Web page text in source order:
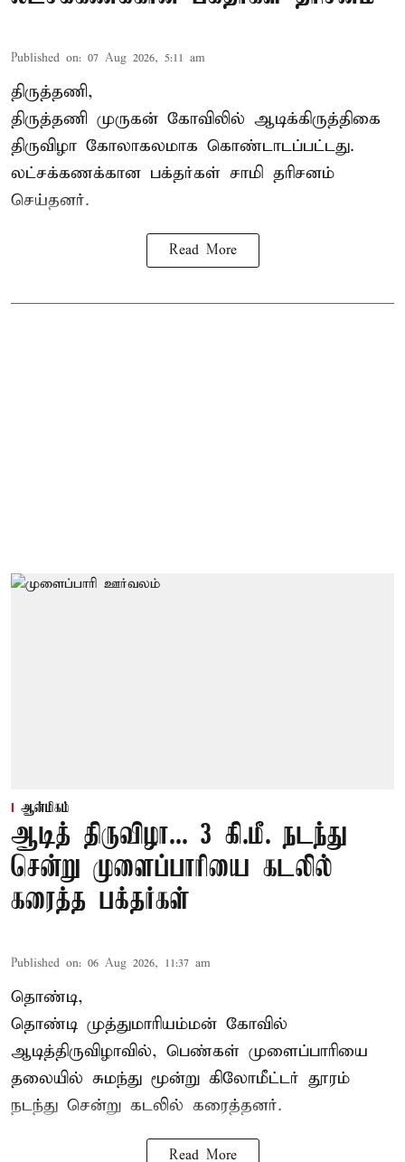
Published on: 07 Aug 2026, 5:11 am
திருத்தணி,
திருத்தணி முருகன் கோவிலில் ஆடிக்கிருத்திகை
திருவிழா கோலாகலமாக கொண்டாடப்பட்டது.
லட்சக்கணக்கான பக்தர்கள் சாமி தரிசனம்
செய்தனர்.
Read More
ஆன்மிகம்
ஆடித் திருவிழா... 3 கி.மீ. நடந்து
சென்று முளைப்பாரியை கடலில்
கரைத்த பக்தர்கள்
Published on: 06 Aug 2026, 11:37 am
தொண்டி,
தொண்டி முத்துமாரியம்மன் கோவில்
ஆடித்திருவிழாவில், பெண்கள் முளைப்பாரியை
தலையில் சுமந்து மூன்று கிலோமீட்டர் தூரம்
நடந்து சென்று கடலில் கரைத்தனர்.
Read More